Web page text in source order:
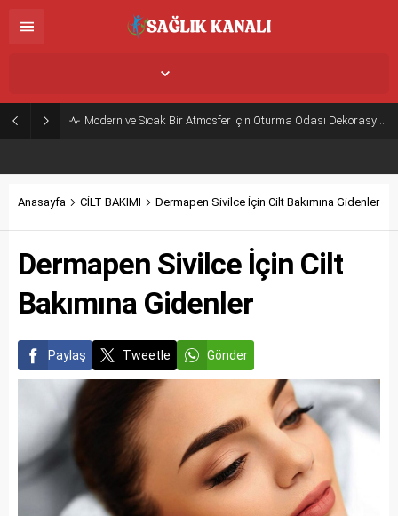
Modern ve Sıcak Bir Atmosfer İçin Oturma Odası Dekorasyon Önerileri
Anasayfa CİLT BAKIMI Dermapen Sivilce İçin Cilt Bakımına Gidenler
Dermapen Sivilce İçin Cilt
Bakımına Gidenler
Paylaş Tweetle Gönder